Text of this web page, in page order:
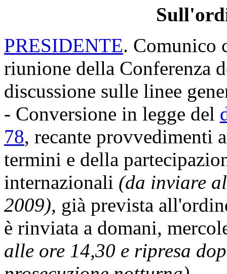
PRESIDENTE. Comunico
riunione della Conferenza
discussione sulle linee
- Conversione in legge del
78, recante provvedimenti
termini e della
internazionali (da inviare
2009), già prevista
è rinviata a domani,
alle ore 14,30 e ripresa